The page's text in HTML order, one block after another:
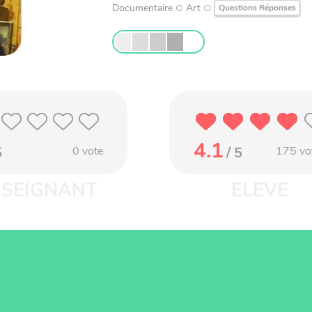
Documentaire Art Questions Réponses
0 vote 4.1/ 5 175